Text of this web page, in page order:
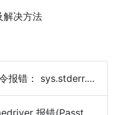
解决方法
{exc}")解决方法